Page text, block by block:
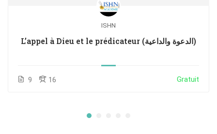
ISHN
L’appel à Dieu et le prédicateur (الدعوة والداعية)
9 16 Gratuit